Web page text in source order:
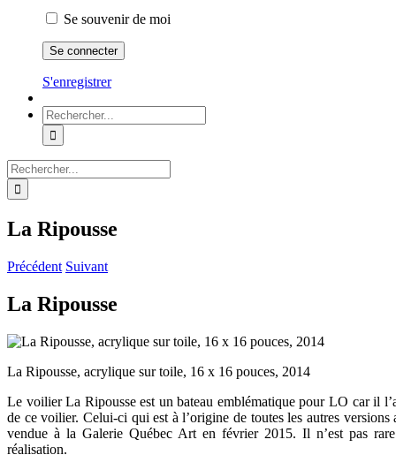
Se souvenir de moi
S'enregistrer
Rechercher:
Rechercher:
La Ripousse
Précédent Suivant
La Ripousse
La Ripousse, acrylique sur toile, 16 x 16 pouces, 2014
Le voilier La Ripousse est un bateau emblématique pour LO car il
de ce voilier. Celui-ci qui est à l’origine de toutes les autres
vendue à la Galerie Québec Art en février 2015. Il n’est pas
réalisation.